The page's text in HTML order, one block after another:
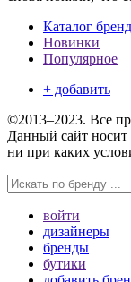
Каталог
Новинки
Популярное
+ добавить
©2013–2023. Все
Данный сайт
ни при каких
войти
дизайнеры
бренды
бутики